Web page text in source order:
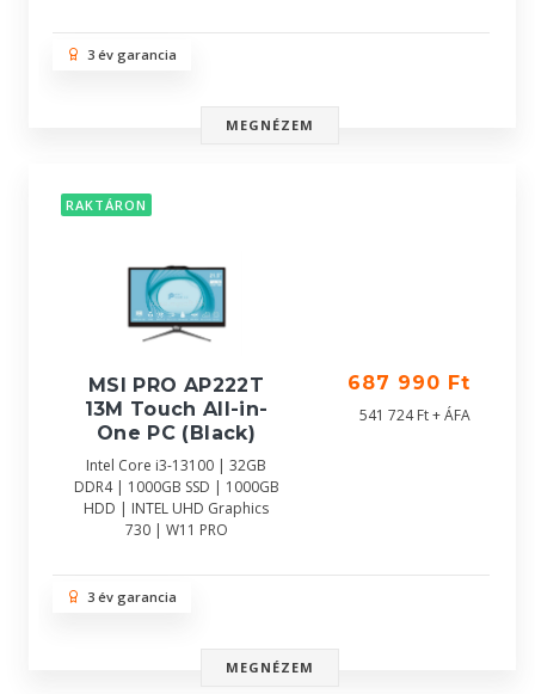
3 év garancia
MEGNÉZEM
RAKTÁRON
MSI PRO AP222T
13M Touch All-in-
One PC (Black)
Intel Core i3-13100 | 32GB
DDR4 | 1000GB SSD | 1000GB
HDD | INTEL UHD Graphics
730 | W11 PRO
687 990 Ft
541 724 Ft + ÁFA
3 év garancia
MEGNÉZEM